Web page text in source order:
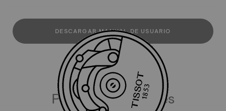
DESCARGAR MANUAL DE USUARIO
Productos similares